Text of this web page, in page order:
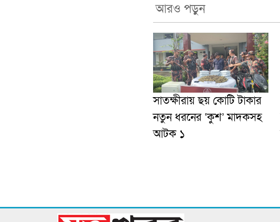
আরও পড়ুন
সাতক্ষীরায় ছয় কোটি টাকার
নতুন ধরনের ‘কুশ’ মাদকসহ
আটক ১